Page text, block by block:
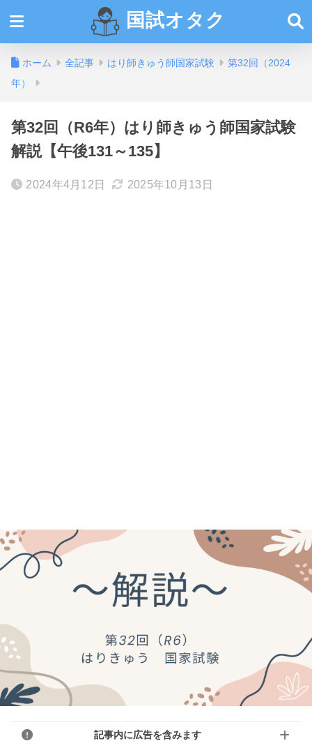
国試オタク
ホーム 全記事 はり師きゅう師国家試験
第32回（2024
年）
第32回（R6年）はり師きゅう師国家試験
解説【午後131～135】
2024年4月12日 2025年10月13日
記事内に広告を含みます